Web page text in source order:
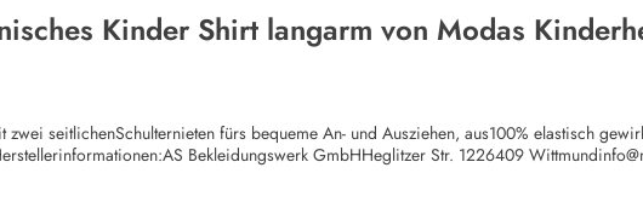
Kinder Shirt langarm von Modas
zwei seitlichenSchulternieten fürs bequeme An- und Ausziehen, aus100% elastisch
Bekleidungswerk GmbHHeglitzer Str. 1226409